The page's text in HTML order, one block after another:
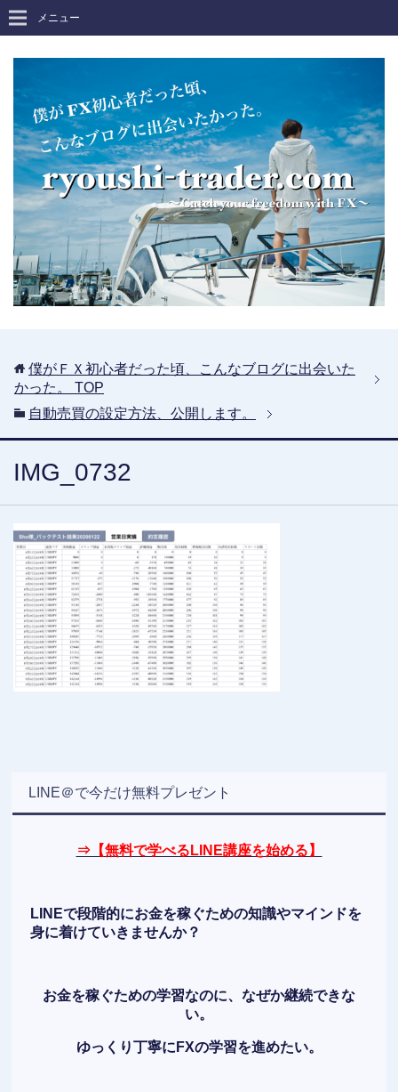
メニュー
僕がＦＸ初心者だった頃、こんなブログに出会いた
かった。
TOP
自動売買の設定方法、公開します。
IMG_0732
LINE＠で今だけ無料プレゼント
⇒【無料で学べるLINE講座を始める】
LINEで段階的にお金を稼ぐための知識やマインドを
身に着けていきませんか？
お金を稼ぐための学習なのに、なぜか継続できな
い。
ゆっくり丁寧にFXの学習を進めたい。